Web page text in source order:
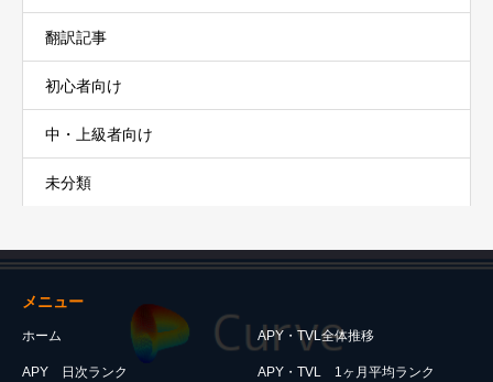
翻訳記事
初心者向け
中・上級者向け
未分類
メニュー
ホーム APY・TVL全体推移
APY 日次ランク APY・TVL 1ヶ月平均ランク